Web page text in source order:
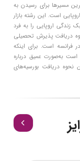
مسیرها برای رسیدن به
است. این رشته بازار
اروپایی را به فرد
دریافت پذیرش تحصیلی
فرانسه است. برای اینکه
است به‌صورت عمیق درباره
نحوه دریافت بورسیه‌های